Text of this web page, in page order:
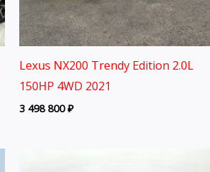
Lexus NX200 Trendy Edition 2.0L
150HP 4WD 2021
3 498 800₽